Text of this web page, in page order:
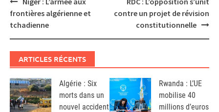
navigation
frontières algérienne et
tchadienne
contre un projet de révision
constitutionnelle
ARTICLES RÉCENTS
Algérie : Six
morts dans un
nouvel accident
Rwanda : L’UE
mobilise 40
millions d’euros